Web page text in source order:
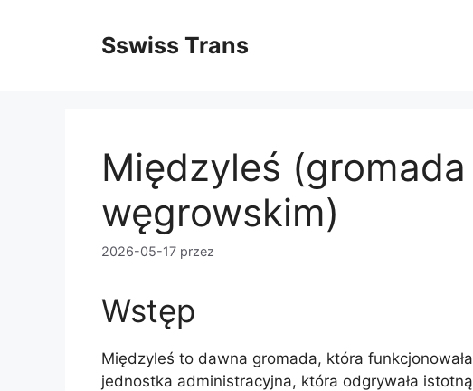
Sswiss Trans
Międzyleś
węgrowskim)
2026-05-17 przez
Wstęp
Międzyleś to dawna gromada, która
jednostka administracyjna, która odgrywała